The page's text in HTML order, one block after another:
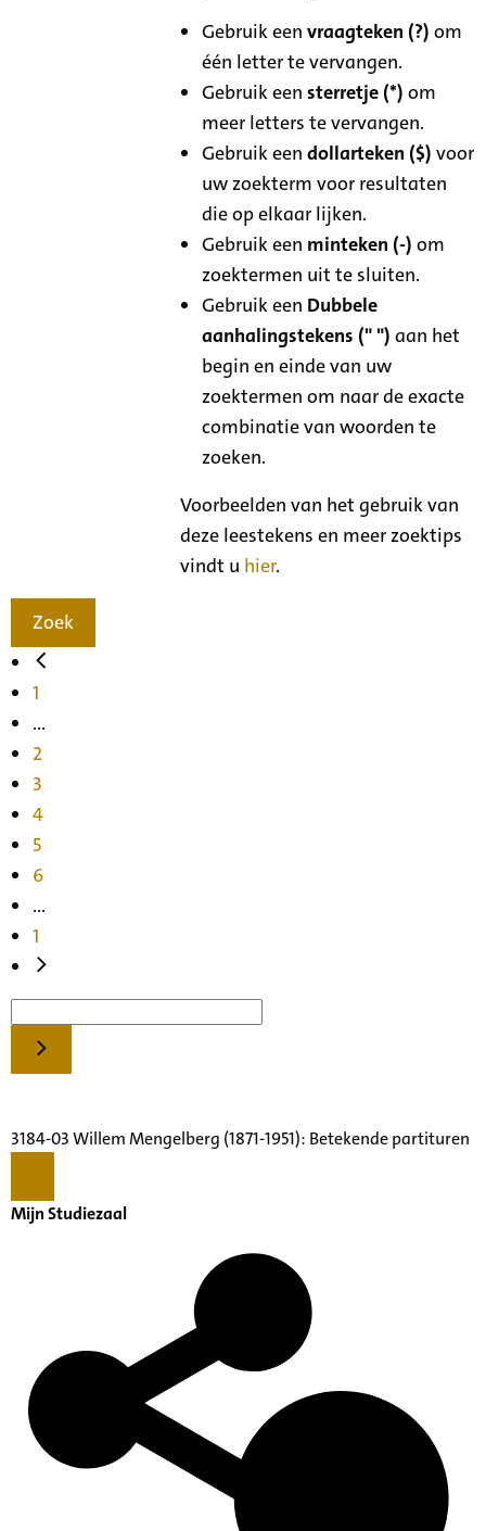
Gebruik eenvraagteken (?) om
één letter te vervangen.
Gebruik eensterretje (*) om
meer letters te vervangen.
Gebruik eendollarteken ($) voor
uw zoekterm voor resultaten
die op elkaar lijken.
Gebruik een minteken (-) om
zoektermen uit te sluiten.
Gebruik een Dubbele
aanhalingstekens (" ") aan het
begin en einde van uw
zoektermen om naar de exacte
combinatie van woorden te
zoeken.
Voorbeelden van het gebruik van
deze leestekens en meer zoektips
vindt u hier.
Zoek
1
...
2
3
4
5
6
...
1
3184-03 Willem Mengelberg (1871-1951): Betekende partituren
Mijn Studiezaal